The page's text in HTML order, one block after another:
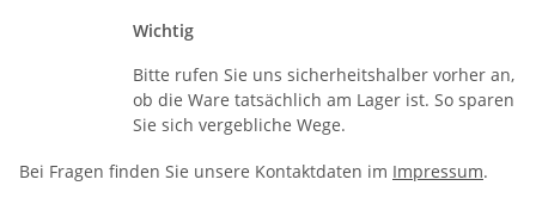
Wichtig
Bitte rufen Sie uns sicherheitshalber vorher an,
ob die Ware tatsächlich am Lager ist. So sparen
Sie sich vergebliche Wege.
Bei Fragen finden Sie unsere Kontaktdaten im Impressum.